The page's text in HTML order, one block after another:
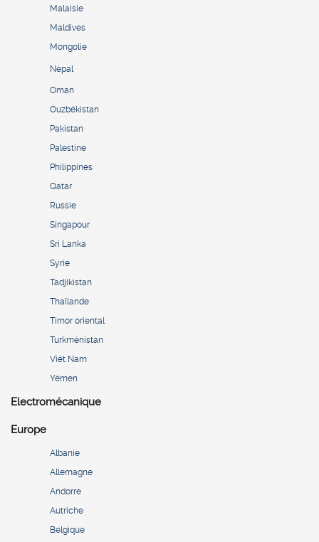
Malaisie
Maldives
Mongolie
Népal
Oman
Ouzbékistan
Pakistan
Palestine
Philippines
Qatar
Russie
Singapour
Sri Lanka
Syrie
Tadjikistan
Thaïlande
Timor oriental
Turkménistan
Viêt Nam
Yémen
Electromécanique
Europe
Albanie
Allemagne
Andorre
Autriche
Belgique